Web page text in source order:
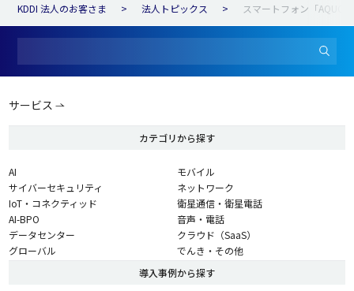
KDDI 法人のお客さま 法人トピックス スマートフォン「
サービス
カテゴリから探す
AI
サイバーセキュリティ
IoT・コネクティッド
AI-BPO
データセンター
グローバル
モバイル
ネットワーク
衛星通信・衛星電話
音声・電話
クラウド（SaaS）
でんき・その他
導入事例から探す